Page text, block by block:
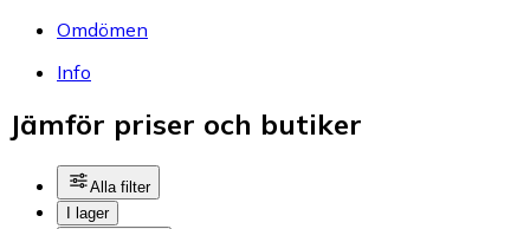
Omdömen
Info
Jämför priser och butiker
Alla filter
I lager